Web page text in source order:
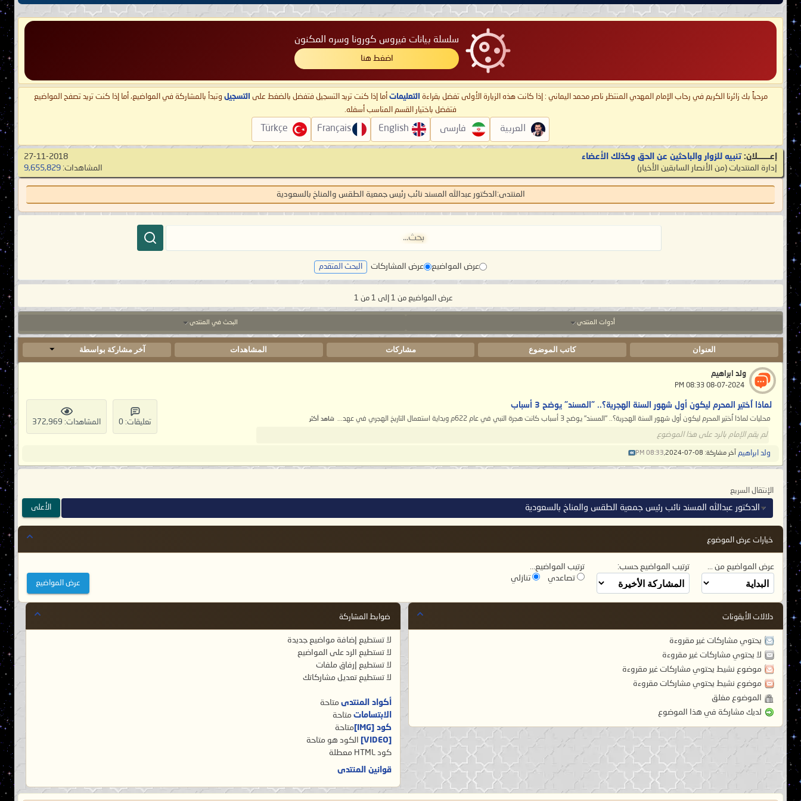
سلسلة بيانات فيروس كورونا وسره المكنون
اضغط هنا
مرحباً بك زائرنا الكريم في رحاب الإمام المهدي المنتظر ناصر محمد اليماني : إذا كانت هذه الزيارة الأولى تفضل بقراءة التعليمات أما إذا كنت تريد التسجيل فتفضل بالضغط على التسجيل وتبدأ بالمشاركة في المواضيع، أما إذا كنت تريد تصفح المواضيع
فتفضل باختيار القسم المناسب أسفله.
العربية فارسی English
Français
Türkçe
إعـــــــلان: تنبيه للزوار والباحثين عن الحق وكذلك الأعضاء
إدارة المنتديات ‏(من الأنصار السابقين الأخيار)
27-11-2018
المشاهدات: 9,655,829
المنتدى: الدكتور عبدالله المسند نائب رئيس جمعية الطقس والمناخ بالسعودية
عرض المواضيع عرض المشاركات البحث المتقدم
عرض المواضيع من 1 إلى 1 من 1
أدوات المنتدى البحث في المنتدى
العنوان كاتب الموضوع مشاركات المشاهدات آخر مشاركة بواسطة
ولد ابراهيم
لماذا اُختير المحرم ليكون أول شهور السنة الهجرية؟.. "المسند" يوضح 3 أسباب
محليات لماذا اُختير المحرم ليكون أول شهور السنة الهجرية؟.. "المسند" يوضح 3 أسباب كانت هجرة النبي في عام 622م وبداية استعمال التاريخ الهجري في عهد... شاهد أكثر
لم يقم الإمام بالرد على هذا الموضوع
تعليقات: 0 المشاهدات: 372,969
ولد ابراهيم آخر مشاركة: 08-07-2024, 08:33 PM
الإنتقال السريع
الدكتور عبدالله المسند نائب رئيس جمعية الطقس والمناخ بالسعودية الأعلى
خيارات عرض الموضوع
عرض المواضيع من ... ترتيب المواضيع حسب:
ترتيب المواضيع...
تصاعدي
تنازلي
دلالات الأيقونات
يحتوي مشاركات غير مقروءة
لا يحتوي مشاركات غير مقروءة
موضوع نشيط يحتوي مشاركات غير مقروءة
موضوع نشيط يحتوي مشاركات مقروءة
الموضوع مغلق
لديك مشاركة في هذا الموضوع
ضوابط المشاركة
لا تستطيع إضافة مواضيع جديدة
لا تستطيع الرد على المواضيع
لا تستطيع إرفاق ملفات
لا تستطيع تعديل مشاركاتك
أكواد المنتدى متاحة
الابتسامات متاحة
كود [IMG]
متاحة
[VIDEO]
الكود هو متاحة
كود HTML
معطلة
قوانين المنتدى